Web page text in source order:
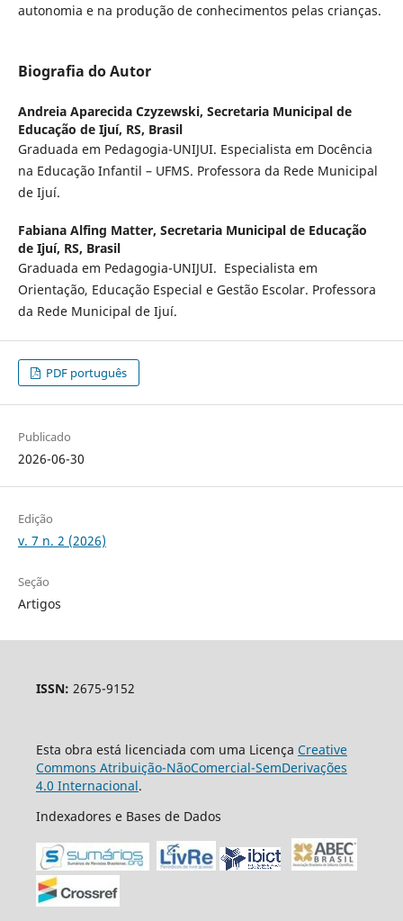
autonomia e na produção de conhecimentos pelas crianças.
Biografia do Autor
Andreia Aparecida Czyzewski, Secretaria Municipal de
Educação de Ijuí, RS, Brasil
Graduada em Pedagogia-UNIJUI. Especialista em Docência
na Educação Infantil – UFMS. Professora da Rede Municipal
de Ijuí.
Fabiana Alfing Matter, Secretaria Municipal de Educação
de Ijuí, RS, Brasil
Graduada em Pedagogia-UNIJUI. Especialista em
Orientação, Educação Especial e Gestão Escolar. Professora
da Rede Municipal de Ijuí.
PDF português
Publicado
2026-06-30
Edição
v. 7 n. 2 (2026)
Seção
Artigos
ISSN: 2675-9152
Esta obra está licenciada com uma Licença Creative
Commons Atribuição-NãoComercial-SemDerivações
4.0 Internacional.
Indexadores e Bases de Dados